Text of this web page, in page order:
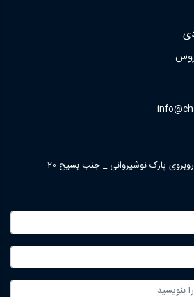
پارک نوشیروانی _ جنب بسیج 20